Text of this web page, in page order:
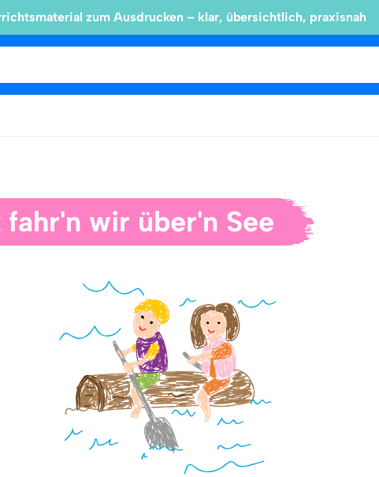
zum Ausdrucken – klar, übersichtlich, praxisnah
wir über'n See